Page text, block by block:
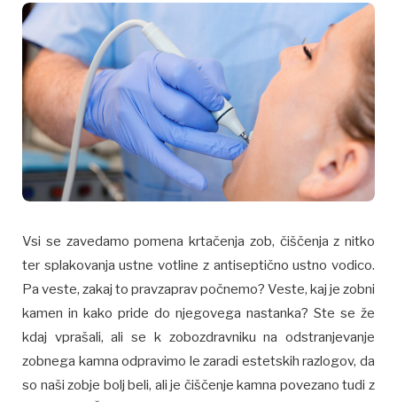
Vsi se zavedamo pomena krtačenja zob, čiščenja z nitko
ter splakovanja ustne votline z antiseptično ustno vodico.
Pa veste, zakaj to pravzaprav počnemo? Veste, kaj je zobni
kamen in kako pride do njegovega nastanka? Ste se že
kdaj vprašali, ali se k zobozdravniku na odstranjevanje
zobnega kamna odpravimo le zaradi estetskih razlogov, da
so naši zobje bolj beli, ali je čiščenje kamna povezano tudi z